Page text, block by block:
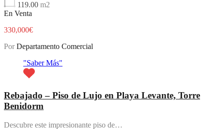
119.00 m2
En Venta
330,000€
Por Departamento Comercial
"Saber Más"
Rebajado – Piso de Lujo en Playa Levante, Torre
Benidorm
Descubre este impresionante piso de…